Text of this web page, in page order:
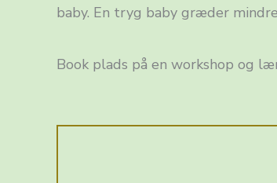
baby. En tryg baby græder
Book plads på en workshop og